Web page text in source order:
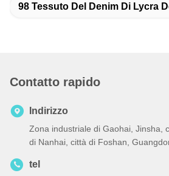
98 Tessuto Del Denim Di Lycra
Contatto rapido
Indirizzo
Zona industriale di Gaohai, Jinsha,
di Nanhai, città di Foshan,
tel